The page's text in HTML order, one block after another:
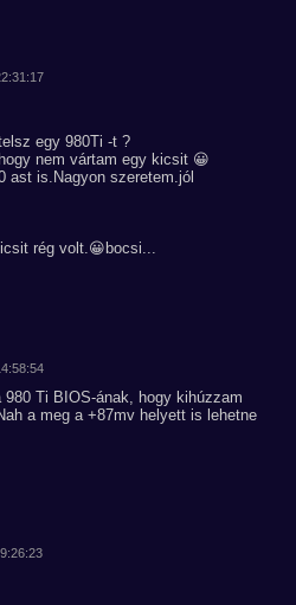
egy 980Ti -t ?
nem vártam egy kicsit 😀
ast is.Nagyon szeretem.jól
rég volt.😀bocsi...
Ti BIOS-ának, hogy kihúzzam
a meg a +87mv helyett is lehetne